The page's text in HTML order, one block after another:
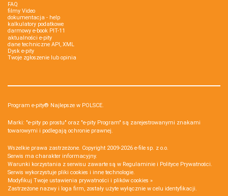
FAQ
filmy Video
dokumentacja - help
kalkulatory podatkowe
darmowy e-book PIT-11
aktualności e-pity
dane techniczne API, XML
Dysk e-pity
Twoje zgłoszenie lub opinia
Program e-pity® Najlepsze w POLSCE.
Marki: "e-pity po prostu" oraz "e-pity Program" są zarejestrowanymi znakami
towarowymi i podlegają ochronie prawnej.
Wszelkie prawa zastrzeżone. Copyright 2009-2026 e-file sp. z o.o.
Serwis ma charakter informacyjny.
Warunki korzystania z serwisu zawarte są w Regulaminie i Polityce Prywatności.
Serwis wykorzystuje pliki cookies i inne technologie.
Modyfikuj Twoje ustawienia prywatności i plików cookies »
Zastrzeżone nazwy i loga firm, zostały użyte wyłącznie w celu identyfikacji.